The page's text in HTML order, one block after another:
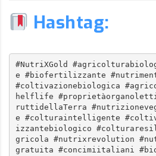
Hashtag:
#NutriXGold
e #biofertilizzante
#coltivazionebiologica
helflife
ruttidellaTerra
e #colturaintelligente
izzantebiologico
gricola #nutrixrevolution